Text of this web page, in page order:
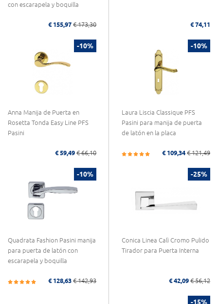
con escarapela y boquilla
€ 155,97 € 173,30 € 74,11
-10%
Anna Manija de Puerta en
Rosetta Tonda Easy Line PFS
Pasini
€ 59,49 € 66,10
-10%
Laura Liscia Classique PFS
Pasini para manija de puerta
de latón en la placa
€ 109,34 € 121,49
-10%
Quadrata Fashion Pasini manija
para puerta de latón con
escarapela y boquilla
€ 128,63 € 142,93
-25%
Conica Linea Calì Cromo Pulido
Tirador para Puerta Interna
€ 42,09 € 56,12
-15%